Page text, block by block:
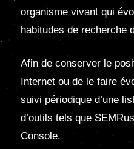
organisme vivant qui
habitudes de recherche
Afin de conserver le
Internet ou de le faire
suivi périodique d’une
d’outils tels que
Console.